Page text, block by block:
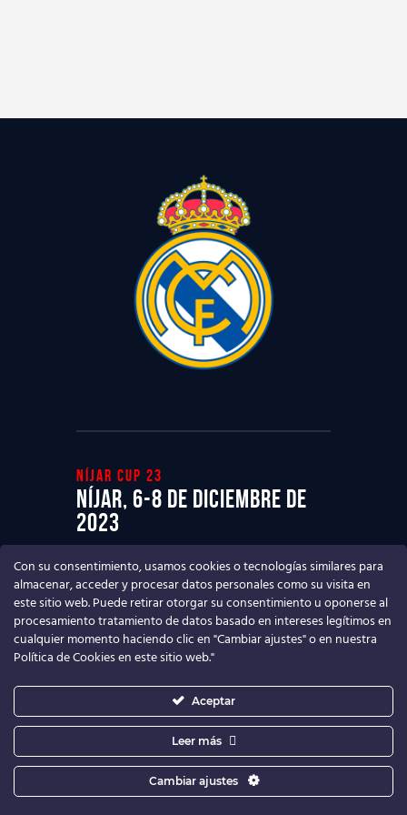
Níjar cup 23
Níjar, 6-8 de diciembre de
2023
Ven a disfrutar del mejor Torneo de
fútbol base
© 2026. Todos los derechos
Con su consentimiento, usamos cookies o tecnologías similares para
almacenar, acceder y procesar datos personales como su visita en
este sitio web. Puede retirar otorgar su consentimiento u oponerse al
procesamiento tratamiento de datos basado en intereses legítimos en
cualquier momento haciendo clic en "Cambiar ajustes" o en nuestra
Política de Cookies en este sitio web."
Aceptar
Leer más
Cambiar ajustes